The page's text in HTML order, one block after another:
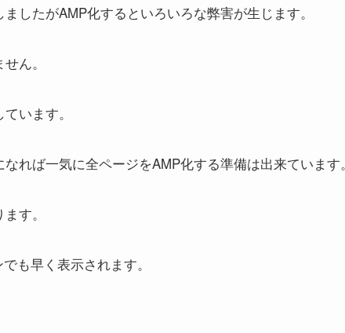
したがAMP化するといろいろな弊害が生じます。
ん。
います。
れば一気に全ページをAMP化する準備は出来ています。
す。
も早く表示されます。